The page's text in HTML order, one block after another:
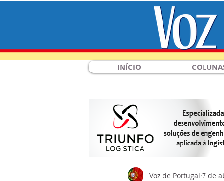
INÍCIO
Voz de Portugal 7 de